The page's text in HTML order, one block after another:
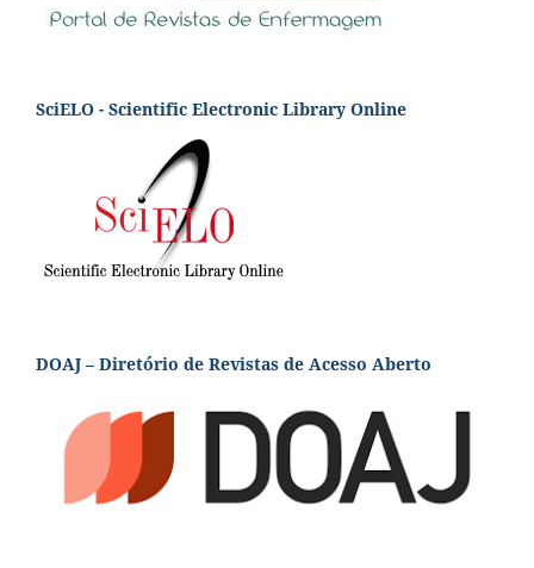
SciELO - Scientific Electronic Library Online
DOAJ – Diretório de Revistas de Acesso Aberto